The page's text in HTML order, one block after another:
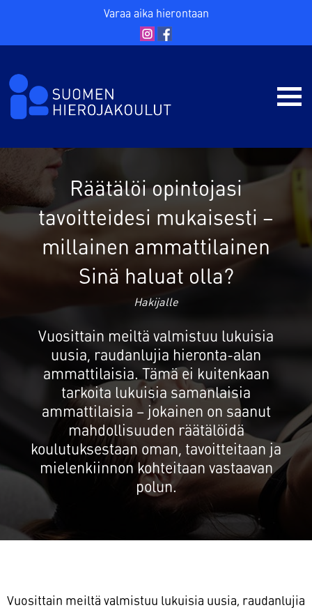
Varaa aika hierontaan
Räätälöi opintojasi
tavoitteidesi mukaisesti –
millainen ammattilainen
Sinä haluat olla?
Hakijalle
Vuosittain meiltä valmistuu lukuisia
uusia, raudanlujia hieronta-alan
ammattilaisia. Tämä ei kuitenkaan
tarkoita lukuisia samanlaisia
ammattilaisia – jokainen on saanut
mahdollisuuden räätälöidä
koulutuksestaan oman, tavoitteitaan ja
mielenkiinnon kohteitaan vastaavan
polun.
Vuosittain meiltä valmistuu lukuisia uusia, raudanlujia